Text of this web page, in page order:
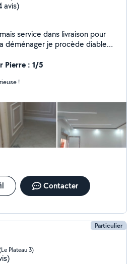
avis)
service dans livraison pour
déménager je procède diable
démonter meuble remonter
rénovation enduit
grava je suis sérieux
24/24
Pierre : 1/5
!
Contacter
Particulier
Plateau 3)